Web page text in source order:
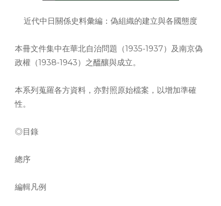
近代中日關係史料彙編：偽組織的建立與各國態度
本冊文件集中在華北自治問題（1935-1937）及南京偽
政權（1938-1943）之醞釀與成立。
本系列蒐羅各方資料，亦對照原始檔案，以增加準確
性。
◎目錄
總序
編輯凡例